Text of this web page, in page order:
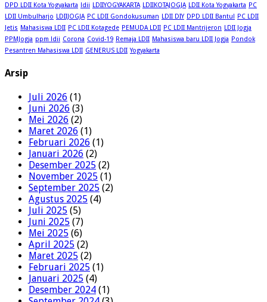
DPD LDII Kota Yogyakarta ldii LDIIYOGYAKARTA LDIIKOTAJOGJA LDII Kota Yogyakarta PC
LDII Umbulharjo LDIIJOGJA PC LDII Gondokusuman LDII DIY DPD LDII Bantul PC LDII
Jetis Mahasiswa LDII PC LDII Kotagede PEMUDA LDII PC LDII Mantrijeron LDII Jogja
PPMJogja ppm ldii Corona Covid-19 Remaja LDII Mahasiswa baru LDII Jogja Pondok
Pesantren Mahasiswa LDII GENERUS LDII Yogyakarta
Arsip
Juli 2026 (1)
Juni 2026 (3)
Mei 2026 (2)
Maret 2026 (1)
Februari 2026 (1)
Januari 2026 (2)
Desember 2025 (2)
November 2025 (1)
September 2025 (2)
Agustus 2025 (4)
Juli 2025 (5)
Juni 2025 (7)
Mei 2025 (6)
April 2025 (2)
Maret 2025 (2)
Februari 2025 (1)
Januari 2025 (4)
Desember 2024 (1)